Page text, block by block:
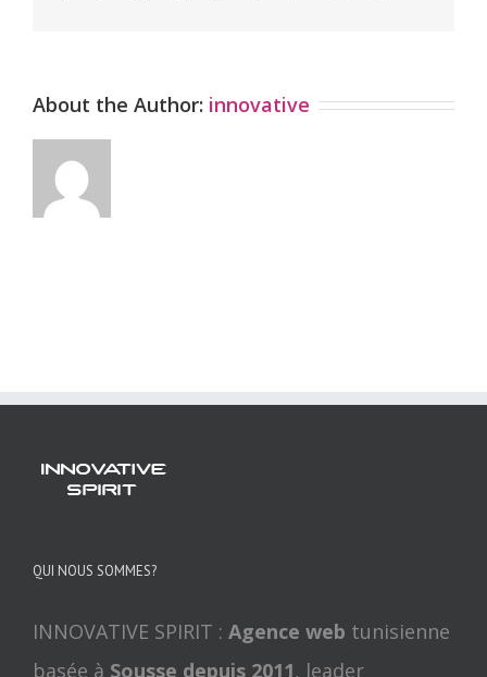
About the Author: innovative
QUI NOUS SOMMES?
INNOVATIVE SPIRIT : Agence web tunisienne
basée à Sousse depuis 2011, leader